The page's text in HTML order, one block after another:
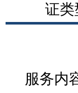
证
服务内